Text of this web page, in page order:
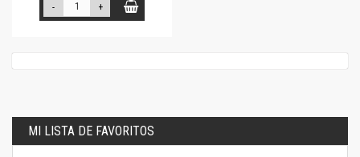
- +
MI LISTA DE FAVORITOS